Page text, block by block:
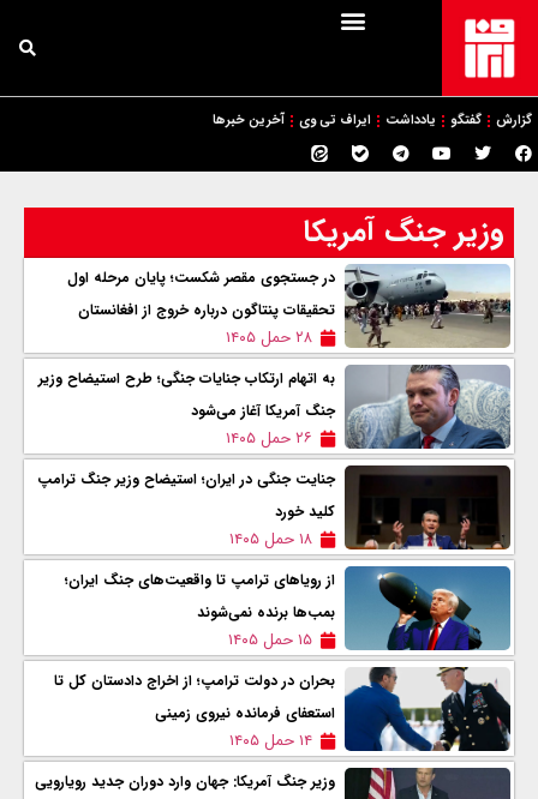
گزارش گفتگو یادداشت ایراف تی وی آخرین خبرها
وزیر جنگ آمریکا
در جستجوی مقصر شکست؛ پایان مرحله اول
تحقیقات پنتاگون درباره خروج از افغانستان
۲۸ حمل ۱۴۰۵
به اتهام ارتکاب جنایات جنگی؛ طرح استیضاح وزیر
جنگ آمریکا آغاز می‌شود
۲۶ حمل ۱۴۰۵
جنایت جنگی در ایران؛ استيضاح وزیر جنگ ترامپ
کلید خورد
۱۸ حمل ۱۴۰۵
از رویاهای ترامپ تا واقعیت‌های جنگ ایران؛
بمب‌ها برنده نمی‌شوند
۱۵ حمل ۱۴۰۵
بحران در دولت ترامپ؛ از اخراج دادستان کل تا
استعفای فرمانده نیروی زمینی
۱۴ حمل ۱۴۰۵
وزیر جنگ آمریکا: جهان وارد دوران جدید رویارویی